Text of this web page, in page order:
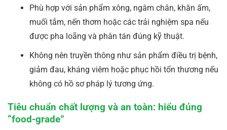
Phù hợp với sản phẩm xông, ngâm chân, khăn ấm,
muối tắm, nến thơm hoặc các trải nghiệm spa nếu
được pha loãng và phân tán đúng kỹ thuật.
Không nên truyền thông như sản phẩm điều trị bệnh,
giảm đau, kháng viêm hoặc phục hồi tổn thương nếu
không có hồ sơ pháp lý tương ứng.
Tiêu chuẩn chất lượng và an toàn: hiểu đúng
“food-grade”